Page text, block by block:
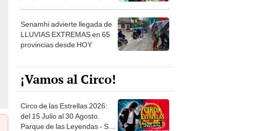
Senamhi advierte llegada de
LLUVIAS EXTREMAS en 65
provincias desde HOY
¡Vamos al Circo!
Circo de las Estrellas 2026:
del 15 Julio al 30 Agosto.
Parque de las Leyendas - San